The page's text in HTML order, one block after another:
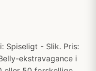
Spiseligt - Slik. Pris:
ekstravagance i